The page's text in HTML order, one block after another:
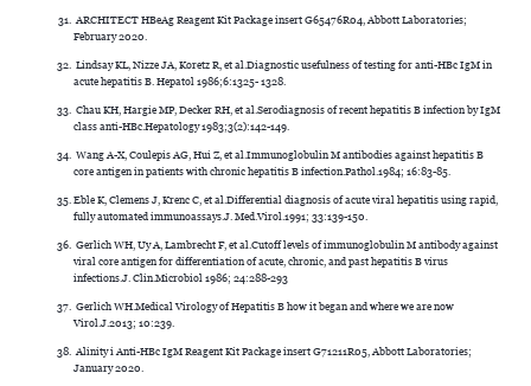
ARCHITECT HBeAg Reagent Kit Package insert G65476R04, Abbott Laboratories;
February 2020.
Lindsay KL, Nizze JA, Koretz R, et al.Diagnostic usefulness of testing for anti-HBc IgM in
acute hepatitis B. Hepatol 1986;6:1325- 1328.
Chau KH, Hargie MP, Decker RH, et al.Serodiagnosis of recent hepatitis B infection by IgM
class anti-HBc.Hepatology 1983;3(2):142-149.
Wang A-X, Coulepis AG, Hui Z, et al.Immunoglobulin M antibodies against hepatitis B
core antigen in patients with chronic hepatitis B infection.Pathol.1984; 16:83-85.
Eble K, Clemens J, Krenc C, et al.Differential diagnosis of acute viral hepatitis using rapid,
fully automated immunoassays.J. Med.Virol.1991; 33:139-150.
Gerlich WH, Uy A, Lambrecht F, et al.Cutoff levels of immunoglobulin M antibody against
viral core antigen for differentiation of acute, chronic, and past hepatitis B virus
infections.J. Clin.Microbiol 1986; 24:288-293
Gerlich WH.Medical Virology of Hepatitis B how it began and where we are now
Virol.J.2013; 10:239.
Alinity i Anti-HBc IgM Reagent Kit Package insert G71211R05, Abbott Laboratories;
January 2020.